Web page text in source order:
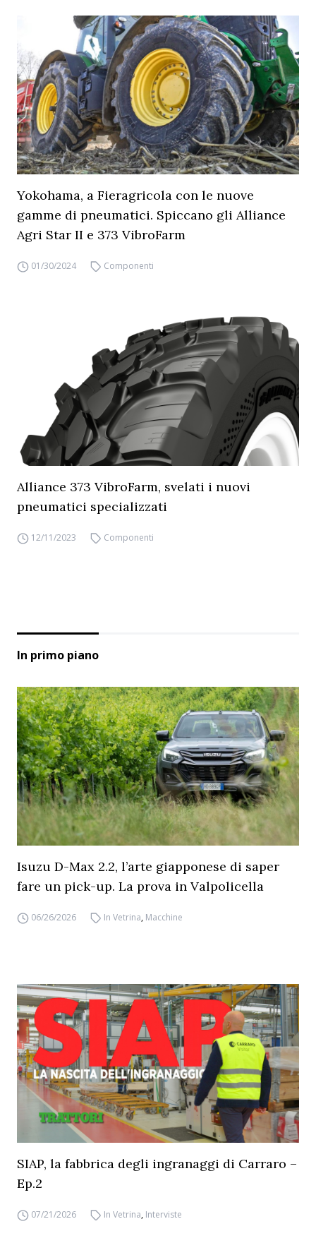
Yokohama, a Fieragricola con le nuove
gamme di pneumatici. Spiccano gli Alliance
Agri Star II e 373 VibroFarm
01/30/2024 Componenti
Alliance 373 VibroFarm, svelati i nuovi
pneumatici specializzati
12/11/2023 Componenti
In primo piano
Isuzu D-Max 2.2, l’arte giapponese di saper
fare un pick-up. La prova in Valpolicella
06/26/2026 In Vetrina, Macchine
SIAP, la fabbrica degli ingranaggi di Carraro –
Ep.2
07/21/2026 In Vetrina, Interviste